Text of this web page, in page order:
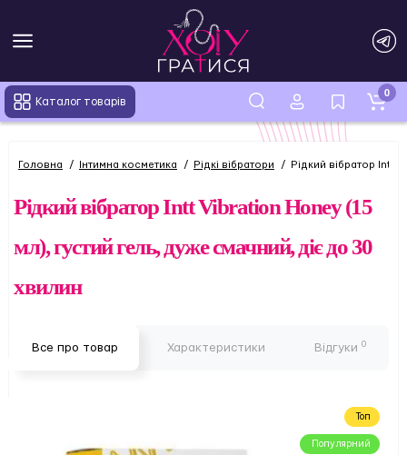
Каталог товарів
0
Головна Інтимна косметика Рідкі вібратори Рідкий вібратор Intt
Рідкий вібратор Intt Vibration Honey (15
мл), густий гель, дуже смачний, діє до 30
хвилин
Все про товар Характеристики Відгуки 0
Топ
Популярний